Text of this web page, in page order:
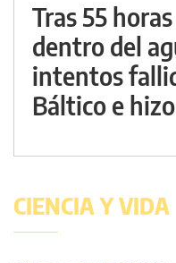
Tras 55
dentro del
intentos
Báltico e
CIENCIA Y VIDA